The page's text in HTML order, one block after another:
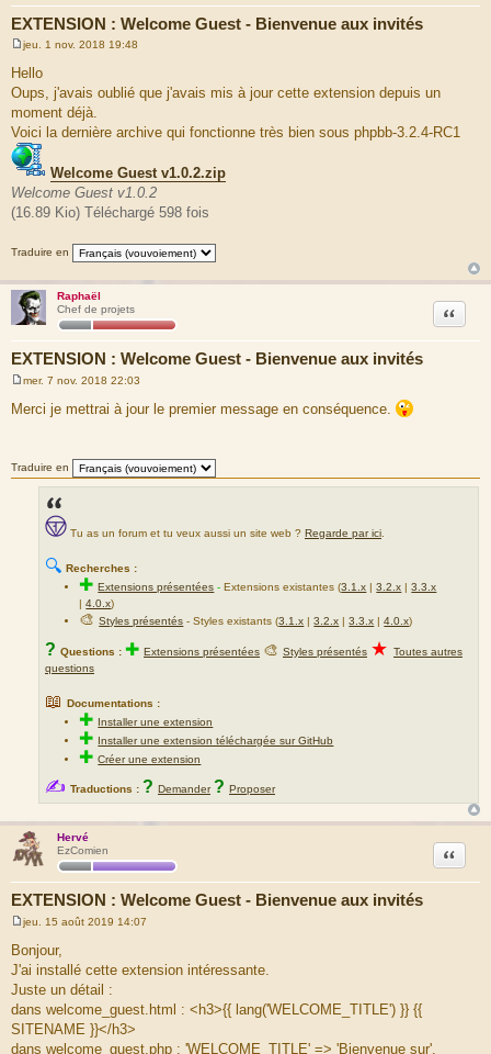
EXTENSION : Welcome Guest - Bienvenue aux invités
e
s
s
a
g
e
jeu. 1 nov. 2018 19:48
Hello
Oups, j'avais oublié que j'avais mis à jour cette extension depuis un
moment déjà.
Voici la dernière archive qui fonctionne très bien sous phpbb-3.2.4-RC1
Welcome Guest v1.0.2.zip
Welcome Guest v1.0.2
(16.89 Kio) Téléchargé 598 fois
Traduire en
Raphaël
Chef de projets
EXTENSION : Welcome Guest - Bienvenue aux invités
Citation
s
e
mer. 7 nov. 2018 22:03
Merci je mettrai à jour le premier message en conséquence.
Traduire en
Tu as un forum et tu veux aussi un site web ? Regarde par ici.
🔍 Recherches :
✚Extensions présentées -Extensions existantes (3.1.x |3.2.x |3.3.x
|4.0.x)
🎨Styles présentés - Styles existants (3.1.x |3.2.x |3.3.x |4.0.x)
? Questions : ✚ Extensions présentées 🎨 Styles présentés ★ Toutes autres
questions
📖 Documentations :
✚ Installer une extension
✚ Installer une extension téléchargée sur GitHub
✚Créer une extension
✍ Traductions : ? Demander ? Proposer
Hervé
EzComien
EXTENSION : Welcome Guest - Bienvenue aux invités
Citation
M
s
s
g
e
jeu. 15 août 2019 14:07
Bonjour,
J'ai installé cette extension intéressante.
Juste un détail :
dans welcome_guest.html : <h3>{{ lang('WELCOME_TITLE') }} {{
SITENAME }}</h3>
dans welcome_guest.php : 'WELCOME_TITLE' => 'Bienvenue sur',